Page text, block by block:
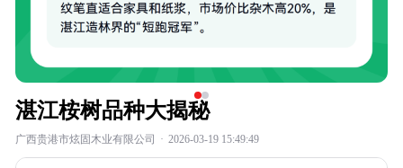
湛江桉树品种大揭秘
广西贵港市炫固木业有限公司 · 2026-03-19 15:49:49